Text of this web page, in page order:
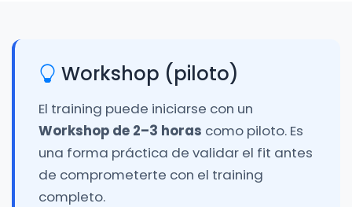
Workshop (piloto)
El training puede iniciarse con un
Workshop de 2–3 horas como piloto. Es
una forma práctica de validar el fit antes
de comprometerte con el training
completo.